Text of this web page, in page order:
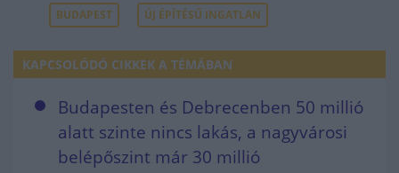
BUDAPEST ÚJ ÉPÍTÉSŰ INGATLAN
KAPCSOLÓDÓ CIKKEK A TÉMÁBAN
Budapesten és Debrecenben 50 millió
alatt szinte nincs lakás, a nagyvárosi
belépőszint már 30 millió